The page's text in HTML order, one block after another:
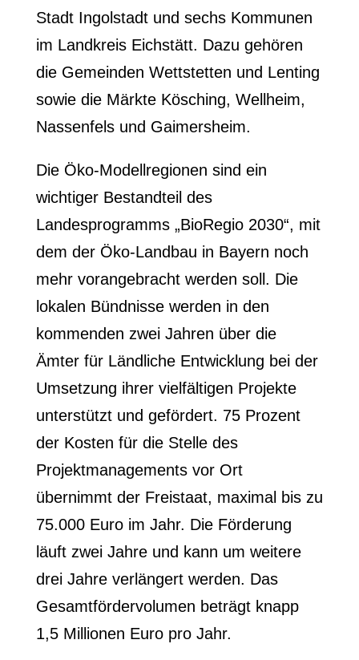
Stadt Ingolstadt und sechs Kommunen
im Landkreis Eichstätt. Dazu gehören
die Gemeinden Wettstetten und Lenting
sowie die Märkte Kösching, Wellheim,
Nassenfels und Gaimersheim.
Die Öko-Modellregionen sind ein
wichtiger Bestandteil des
Landesprogramms „BioRegio 2030“, mit
dem der Öko-Landbau in Bayern noch
mehr vorangebracht werden soll. Die
lokalen Bündnisse werden in den
kommenden zwei Jahren über die
Ämter für Ländliche Entwicklung bei der
Umsetzung ihrer vielfältigen Projekte
unterstützt und gefördert. 75 Prozent
der Kosten für die Stelle des
Projektmanagements vor Ort
übernimmt der Freistaat, maximal bis zu
75.000 Euro im Jahr. Die Förderung
läuft zwei Jahre und kann um weitere
drei Jahre verlängert werden. Das
Gesamtfördervolumen beträgt knapp
1,5 Millionen Euro pro Jahr.